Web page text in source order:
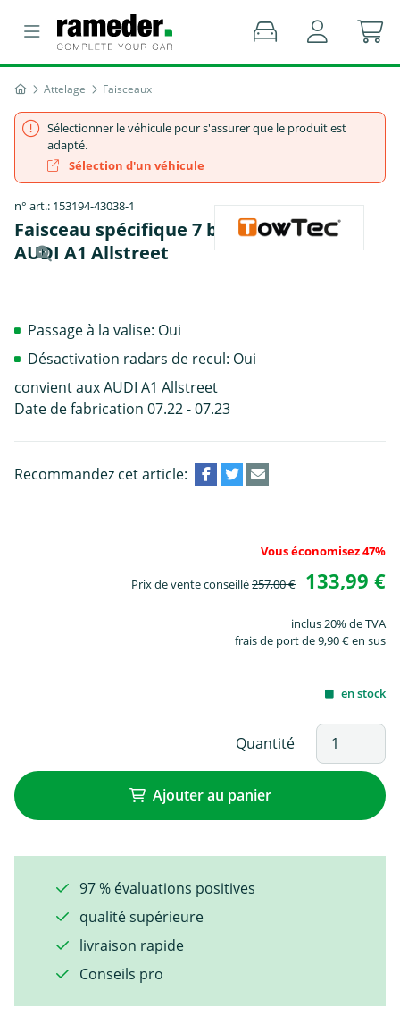
Attelage Faisceaux
Sélectionner le véhicule pour s'assurer que le produit est
adapté.
Sélection d'un véhicule
n° art.: 153194-43038-1
Faisceau spécifique 7 broches, TowTec -
AUDI A1 Allstreet
Passage à la valise: Oui
Désactivation radars de recul: Oui
convient aux AUDI A1 Allstreet
Date de fabrication 07.22 - 07.23
Recommandez cet article:
Vous économisez 47%
Prix de vente conseillé257,00 € 133,99 €
inclus 20% de TVA
frais de port de 9,90 € en sus
en stock
Quantité
Ajouter au panier
97 % évaluations positives
qualité supérieure
livraison rapide
Conseils pro